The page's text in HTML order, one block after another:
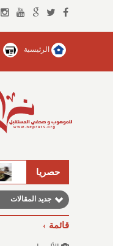
الرئيسية
حصريا
جديد المقالات
قائمة